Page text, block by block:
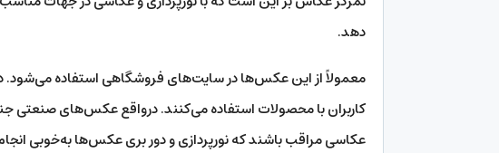
دهد.
معمولاً از این عکس‌ها در سایت‌های فروشگاهی استفاده می‌شود.
کاربران با محصولات استفاده می‌کنند. درواقع عکس‌های صنعتی
عکاسی مراقب باشند که نورپردازی و دور بری عکس‌ها به‌خوبی